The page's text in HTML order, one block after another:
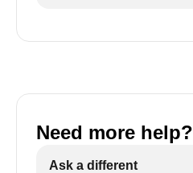
Need more help?
Ask a different